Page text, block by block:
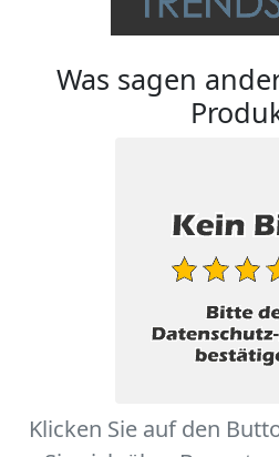
Was sagen
Klicken Sie auf den